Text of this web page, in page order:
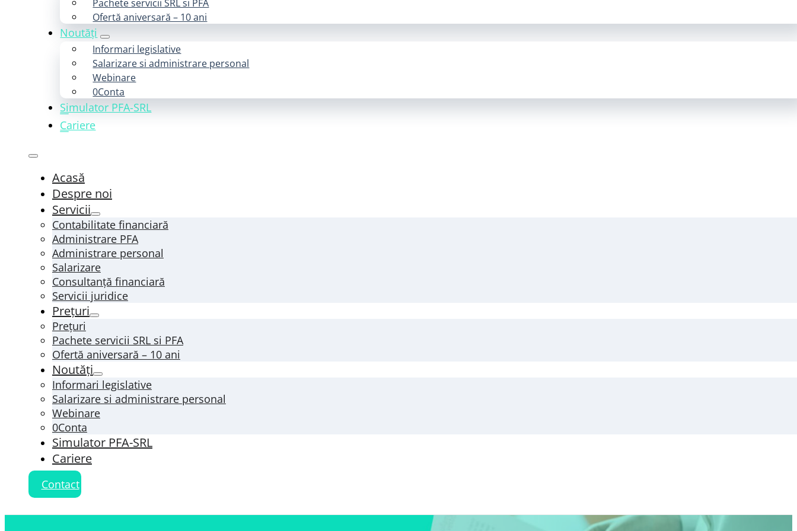
Pachete servicii SRL si PFA
Ofertă aniversară – 10 ani
Noutăți
Informari legislative
Salarizare si administrare personal
Webinare
0Conta
Simulator PFA-SRL
Cariere
Acasă
Despre noi
Servicii
Contabilitate financiară
Administrare PFA
Administrare personal
Salarizare
Consultanță financiară
Servicii juridice
Prețuri
Prețuri
Pachete servicii SRL si PFA
Ofertă aniversară – 10 ani
Noutăți
Informari legislative
Salarizare si administrare personal
Webinare
0Conta
Simulator PFA-SRL
Cariere
Contact